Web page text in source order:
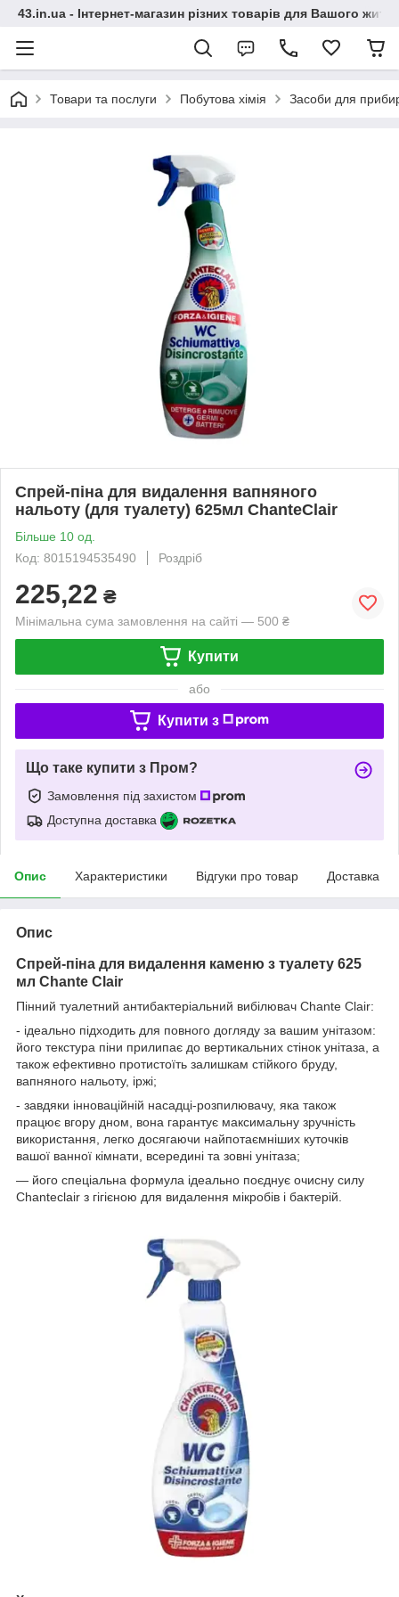
43.in.ua - Інтернет-магазин різних товарів для Вашого
Товари та послуги Побутова хімія Засоби для
Спрей-піна для видалення вапняного
нальоту (для туалету) 625мл ChanteClair
Більше 10 од.
Код: 8015194535490
Роздріб
225,22 ₴
Мінімальна сума замовлення на сайті — 500 ₴
Купити
або
Купити з
Що таке купити з Пром?
Замовлення під захистом
Доступна доставка
Опис Характеристики Відгуки про товар Доставка
Опис
Спрей-піна для видалення каменю з туалету 625
мл Chante Clair
Пінний туалетний антибактеріальний вибілювач Chante Clair:
- ідеально підходить для повного догляду за вашим унітазом:
його текстура піни прилипає до вертикальних стінок унітаза, а
також ефективно протистоїть залишкам стійкого бруду,
вапняного нальоту, іржі;
- завдяки інноваційній насадці-розпилювачу, яка також
працює вгору дном, вона гарантує максимальну зручність
використання, легко досягаючи найпотаємніших куточків
вашої ванної кімнати, всередині та зовні унітаза;
— його спеціальна формула ідеально поєднує очисну силу
Chanteclair з гігієною для видалення мікробів і бактерій.